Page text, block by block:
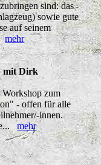
sind: das
sowie gute
auf seinem
mehr
mit Dirk
Workshop zum
- offen für alle
innen.
mehr